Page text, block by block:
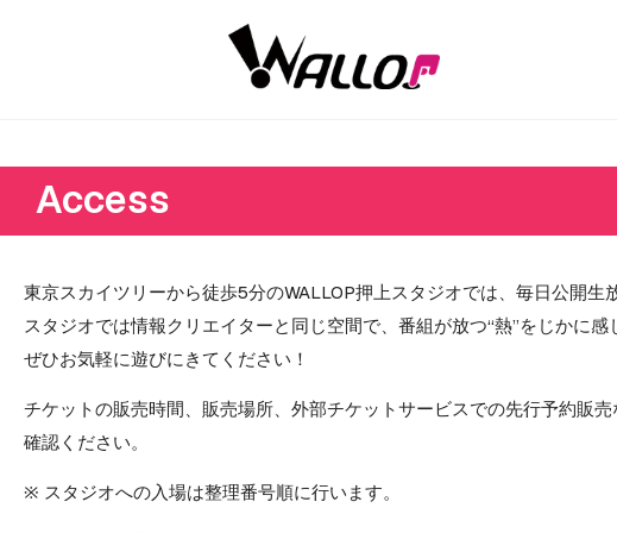
Access
東京スカイツリーから徒歩5分のWALLOP押上スタジオでは、毎日公開生
スタジオでは情報クリエイターと同じ空間で、番組が放つ“熱”をじかに感
ぜひお気軽に遊びにきてください！
チケットの販売時間、販売場所、外部チケットサービスでの先行予約販
確認ください。
※ スタジオへの入場は整理番号順に行います。